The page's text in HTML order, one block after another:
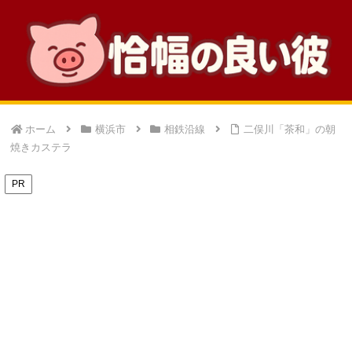
ホーム 横浜市 相鉄沿線
二俣川「茶和」の朝
焼きカステラ
PR